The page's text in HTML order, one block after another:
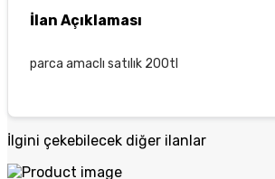
İlan Açıklaması
parca amaclı satılık 200tl
İlgini çekebilecek diğer ilanlar